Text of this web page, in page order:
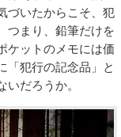
づいたからこそ、犯
つまり、鉛筆だけを
ケットのメモには価
「犯行の記念品」と
だろうか。